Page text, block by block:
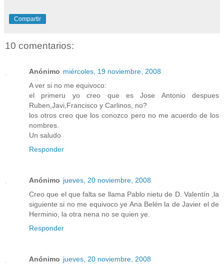
Compartir
10 comentarios:
Anónimo miércoles, 19 noviembre, 2008
A ver si no me equivoco:
el primeru yo creo que es Jose Antonio despues
Ruben,Javi,Francisco y Carlinos, no?
los otros creo que los conozco pero no me acuerdo de los
nombres.
Un saludo
Responder
Anónimo jueves, 20 noviembre, 2008
Creo que el que falta se llama Pablo nietu de D. Valentín ,la
siguiente si no me equivoco ye Ana Belén la de Javier el de
Herminio, la otra nena no se quien ye.
Responder
Anónimo jueves, 20 noviembre, 2008